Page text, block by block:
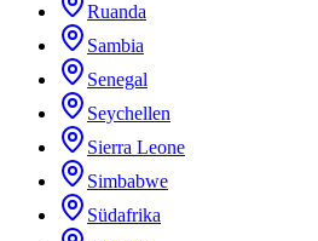
Ruanda
Sambia
Senegal
Seychellen
Sierra Leone
Simbabwe
Südafrika